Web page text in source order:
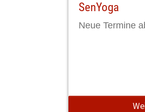
SenYoga
Neue Termine